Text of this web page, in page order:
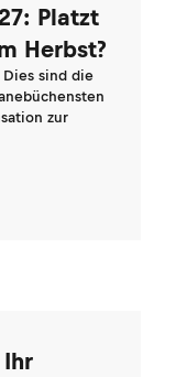
Platzt
Herbst?
Dies sind die
zur